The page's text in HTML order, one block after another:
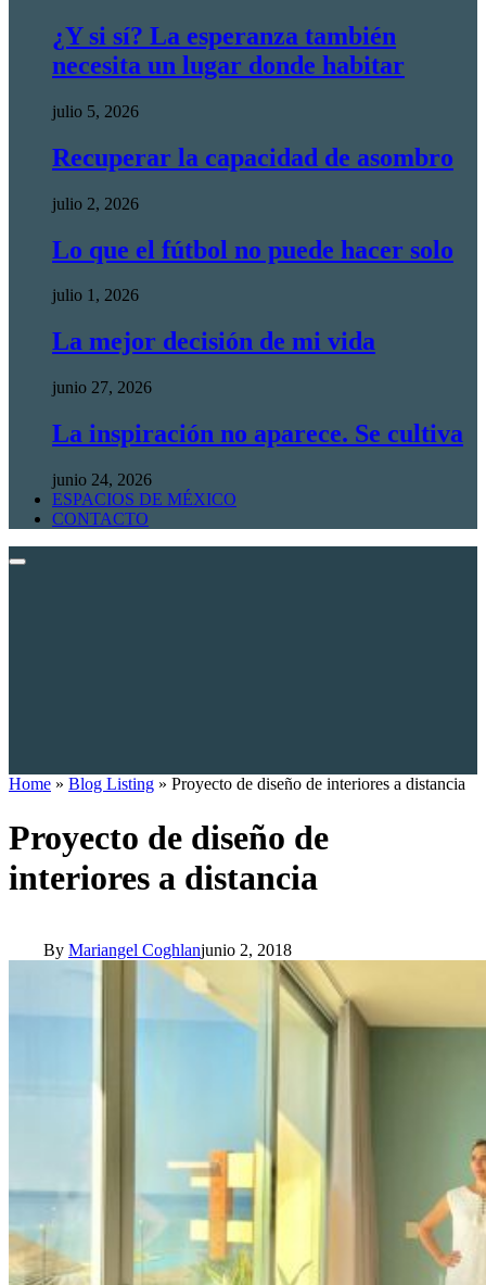
¿Y si sí? La esperanza también
necesita un lugar donde habitar
julio 5, 2026
Recuperar la capacidad de asombro
julio 2, 2026
Lo que el fútbol no puede hacer solo
julio 1, 2026
La mejor decisión de mi vida
junio 27, 2026
La inspiración no aparece. Se cultiva
junio 24, 2026
ESPACIOS DE MÉXICO
CONTACTO
Home » Blog Listing » Proyecto de diseño de interiores a distancia
Proyecto de diseño de
interiores a distancia
By Mariangel Coghlanjunio 2, 2018